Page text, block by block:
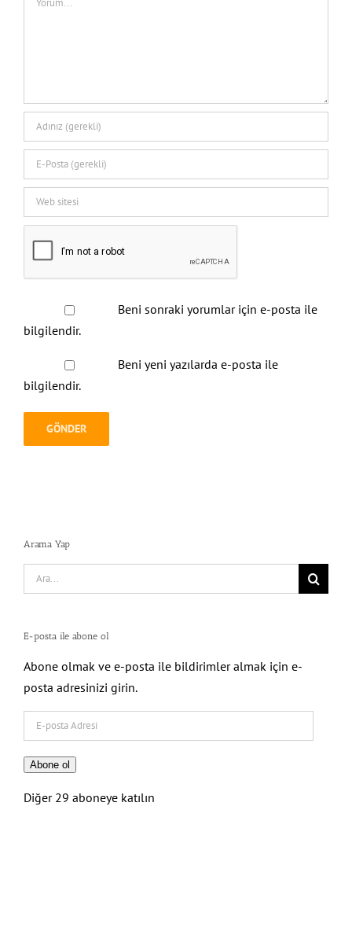
Beni sonraki yorumlar için e-posta ile
bilgilendir.
Beni yeni yazılarda e-posta ile
bilgilendir.
Arama Yap
Search
for:
E-posta ile abone ol
Abone olmak ve e-posta ile bildirimler almak için e-
posta adresinizi girin.
posta
Adresi
Abone ol
Diğer 29 aboneye katılın